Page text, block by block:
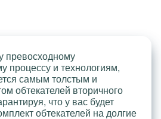
превосходному
процессу и технологиям,
самым толстым и
обтекателей вторичного
что у вас будет
обтекателей на долгие